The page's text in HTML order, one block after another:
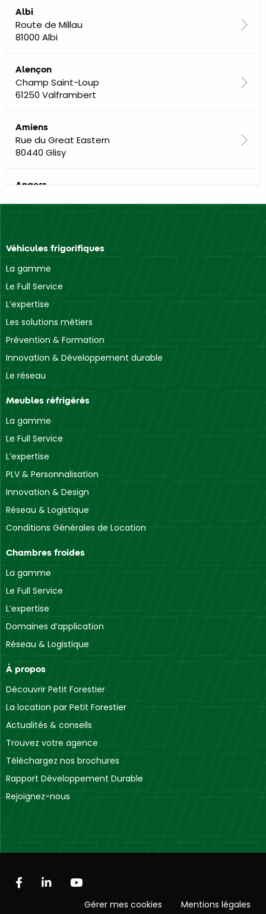
Albi
Route de Millau
81000 Albi
Alençon
Champ Saint-Loup
61250 Valframbert
Amiens
Rue du Great Eastern
80440 Glisy
Angers
49480 Verrières-en-Anjou
Angoulême
Rue Louis Pergaud
16000 Angoulême
Annecy
Route des Vernes
74370 Annecy
Aubagne
Route Nationale 396
13400 Aubagne
Rue Roger Salengro
32000 Auch
Auxerre
Rue de la Plaine des Isles
89000 Auxerre
Avignon
84000 Avignon
Bastia
20600 Bastia
Bayonne
Centre Européen de Fret
64990 Mouguerre
Besançon
Rue Saint-Christophe
25480 École-Valentin
Béziers
Rue du Saint-Victor
34420 Villeneuve-lès-Béziers
95870 Bezons
Blois
Rue Jules Berthonneau
41000 Saint-Sulpice-de-Pommeray
Véhicules frigorifiques
La gamme
Le Full Service
L’expertise
Les solutions métiers
Prévention & Formation
Innovation & Développement durable
Le réseau
Meubles réfrigérés
La gamme
Le Full Service
L’expertise
PLV & Personnalisation
Innovation & Design
Réseau & Logistique
Conditions Générales de Location
Chambres froides
La gamme
Le Full Service
L’expertise
Domaines d’application
Réseau & Logistique
À propos
Découvrir Petit Forestier
La location par Petit Forestier
Actualités & conseils
Trouvez votre agence
Téléchargez nos brochures
Rapport Développement Durable
Rejoignez-nous
Gérer mes cookies Mentions légales